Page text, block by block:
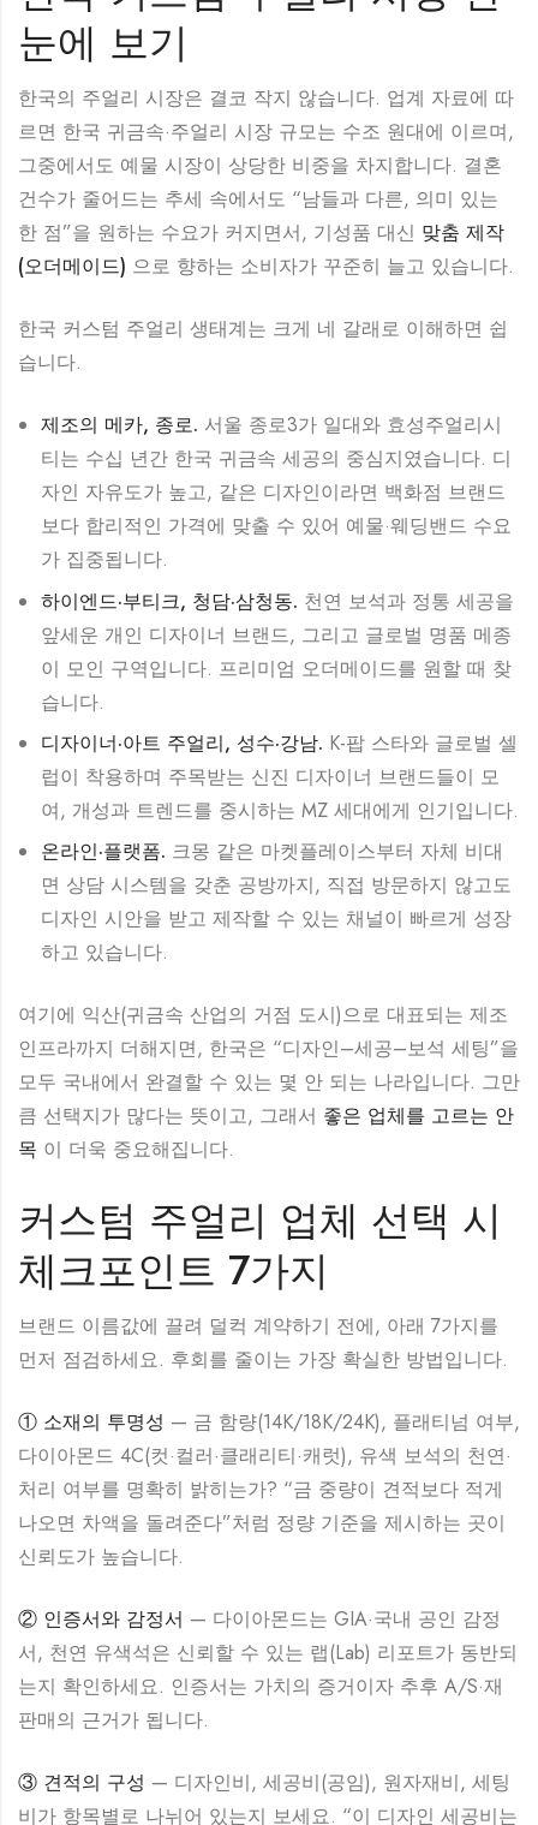
눈에 보기
한국의 주얼리 시장은 결코 작지 않습니다. 업계 자료에 따
르면 한국 귀금속·주얼리 시장 규모는 수조 원대에 이르며,
그중에서도 예물 시장이 상당한 비중을 차지합니다. 결혼
건수가 줄어드는 추세 속에서도 “남들과 다른, 의미 있는
한 점”을 원하는 수요가 커지면서, 기성품 대신 맞춤 제작
(오더메이드) 으로 향하는 소비자가 꾸준히 늘고 있습니다.
한국 커스텀 주얼리 생태계는 크게 네 갈래로 이해하면 쉽
습니다.
제조의 메카, 종로. 서울 종로3가 일대와 효성주얼리시
티는 수십 년간 한국 귀금속 세공의 중심지였습니다. 디
자인 자유도가 높고, 같은 디자인이라면 백화점 브랜드
보다 합리적인 가격에 맞출 수 있어 예물·웨딩밴드 수요
가 집중됩니다.
하이엔드·부티크, 청담·삼청동. 천연 보석과 정통 세공을
앞세운 개인 디자이너 브랜드, 그리고 글로벌 명품 메종
이 모인 구역입니다. 프리미엄 오더메이드를 원할 때 찾
습니다.
디자이너·아트 주얼리, 성수·강남. K-팝 스타와 글로벌 셀
럽이 착용하며 주목받는 신진 디자이너 브랜드들이 모
여, 개성과 트렌드를 중시하는 MZ 세대에게 인기입니다.
온라인·플랫폼. 크몽 같은 마켓플레이스부터 자체 비대
면 상담 시스템을 갖춘 공방까지, 직접 방문하지 않고도
디자인 시안을 받고 제작할 수 있는 채널이 빠르게 성장
하고 있습니다.
여기에 익산(귀금속 산업의 거점 도시)으로 대표되는 제조
인프라까지 더해지면, 한국은 “디자인–세공–보석 세팅”을
모두 국내에서 완결할 수 있는 몇 안 되는 나라입니다. 그만
큼 선택지가 많다는 뜻이고, 그래서 좋은 업체를 고르는 안
목 이 더욱 중요해집니다.
커스텀 주얼리 업체 선택 시
체크포인트 7가지
브랜드 이름값에 끌려 덜컥 계약하기 전에, 아래 7가지를
먼저 점검하세요. 후회를 줄이는 가장 확실한 방법입니다.
① 소재의 투명성 — 금 함량(14K/18K/24K), 플래티넘 여부,
다이아몬드 4C(컷·컬러·클래리티·캐럿), 유색 보석의 천연·
처리 여부를 명확히 밝히는가? “금 중량이 견적보다 적게
나오면 차액을 돌려준다”처럼 정량 기준을 제시하는 곳이
신뢰도가 높습니다.
② 인증서와 감정서 — 다이아몬드는 GIA·국내 공인 감정
서, 천연 유색석은 신뢰할 수 있는 랩(Lab) 리포트가 동반되
는지 확인하세요. 인증서는 가치의 증거이자 추후 A/S·재
판매의 근거가 됩니다.
③ 견적의 구성 — 디자인비, 세공비(공임), 원자재비, 세팅
비가 항목별로 나뉘어 있는지 보세요. “이 디자인 세공비는